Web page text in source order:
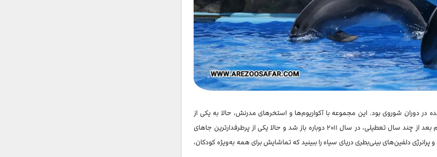
در دوران شوروی بود. این مجموعه با آکواریوم‌ها و استخرهای مدرنش، حالا به یکی از
تبدیل شده است. دلفیناریوم بعد از چند سال تعطیلی، در سال ۲۰۱۱ دوباره باز شد و حالا یکی از پرطرفدارترین جاهای
دلفین‌های بینی‌بطری دریای سیاه را ببینید که تماشایش برای همه به‌ویژه کودکان،